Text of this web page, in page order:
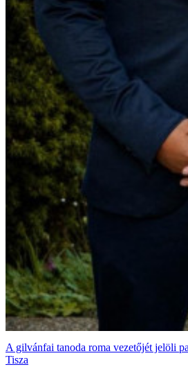
A gilvánfai tanoda roma vezetőjét jelöli
Tisza